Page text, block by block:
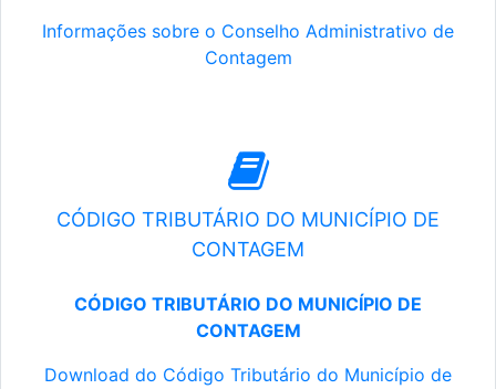
Informações sobre o Conselho Administrativo de
Contagem
CÓDIGO TRIBUTÁRIO DO MUNICÍPIO DE
CONTAGEM
CÓDIGO TRIBUTÁRIO DO MUNICÍPIO DE
CONTAGEM
Download do Código Tributário do Município de